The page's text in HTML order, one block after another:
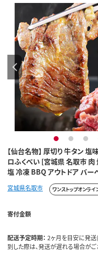
【仙台名物】 厚切り 牛タン
ロふくべい [宮城県 名取市
塩 冷凍 BBQ アウトドア バー
1 2 3
宮城県名取市 ワンストップオンラ
寄付金額
配送予定時期： 2ヶ月を目安に発
到した際は、発送が遅れる場合がご